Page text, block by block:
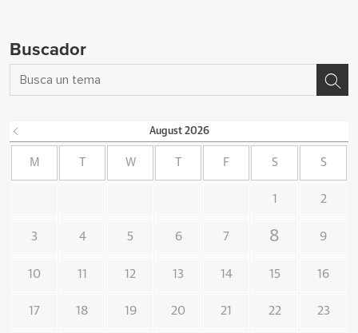
Buscador
August 2026
M W F S S
1 2
3 4 5 6 7 8 9
10 11 12 13 14 15 16
17 18 19 20 21 22 23